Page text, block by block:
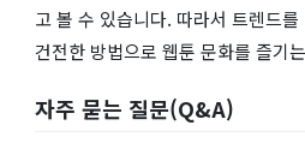
고 볼 수 있습니다. 따라서 트렌드
건전한 방법으로 웹툰 문화를 즐기
자주 묻는 질문(Q&A)